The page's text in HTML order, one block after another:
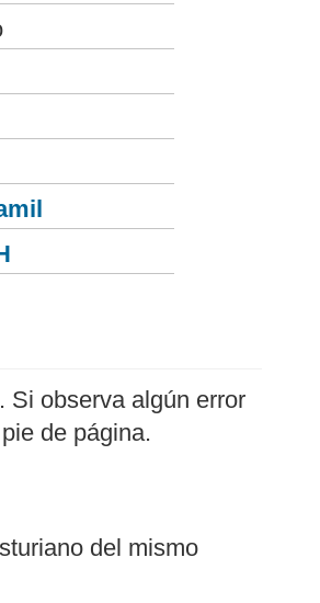
Si observa algún error
de página.
del mismo